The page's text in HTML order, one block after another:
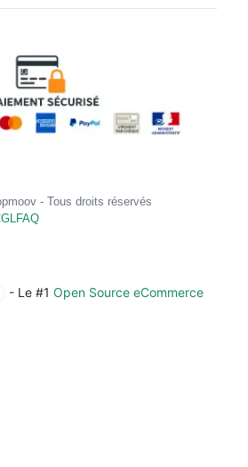
- Tous droits réservés
FAQ
- Le #1Open Source eCommerce